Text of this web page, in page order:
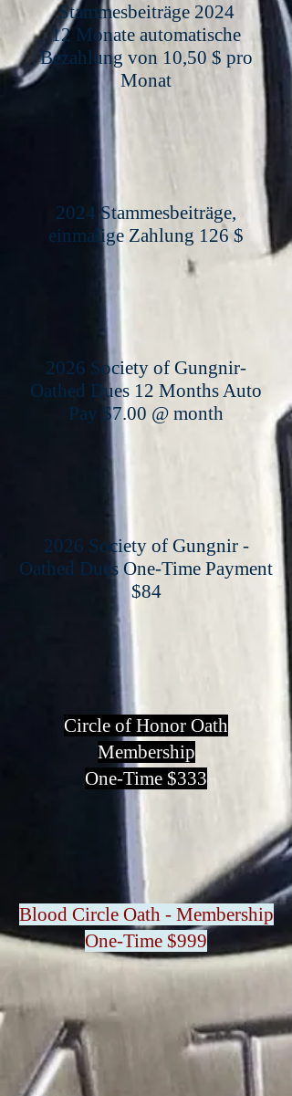
Stammesbeiträge 2024
12 Monate automatische
Bezahlung von 10,50 $ pro
Monat
2024 Stammesbeiträge,
einmalige Zahlung 126 $
2026 Society of Gungnir-
Oathed Dues 12 Months Auto
Pay $7.00 @ month
2026 Society of Gungnir -
Oathed Dues One-Time Payment
$84
Circle of Honor Oath
Membership
One-Time $333
Blood Circle Oath - Membership
One-Time $999